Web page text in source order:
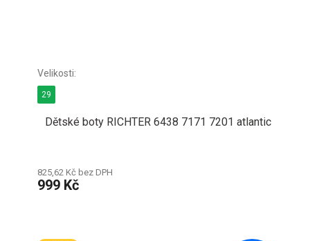
Dětské boty RICHTER 6438 7171 7201 atlantic
825,62 Kč bez DPH
999 Kč
29